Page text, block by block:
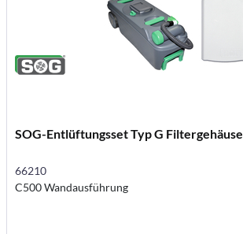
SOG-Entlüftungsset Typ G
66210
C500 Wandausführung